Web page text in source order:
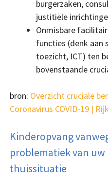
burgerzaken,
justitiële
Onmisbare
functies (denk aan
toezicht, ICT) ten
bovenstaande
bron: Overzicht cruciale
Coronavirus COVID-19 |
Kinderopvang
problematiek van
thuissituatie